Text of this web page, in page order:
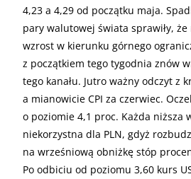
4,23 a 4,29 od początku maja.
pary walutowej świata sprawiły,
wzrost w kierunku górnego
z początkiem tego tygodnia znów
tego kanału. Jutro ważny odczyt z
a mianowicie CPI za czerwiec.
o poziomie 4,1 proc. Każda niższa
niekorzystna dla PLN, gdyż
na wrześniową obniżkę stóp
Po odbiciu od poziomu 3,60 kurs